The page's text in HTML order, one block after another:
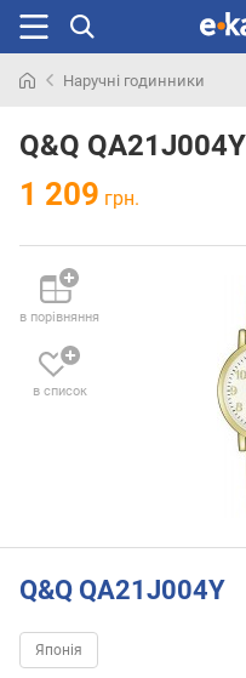
раніше
Наручні годинники
Q&Q QA21J004Y
1 209 грн.
в порівняння
в список
Q&Q QA21J004Y
Японія